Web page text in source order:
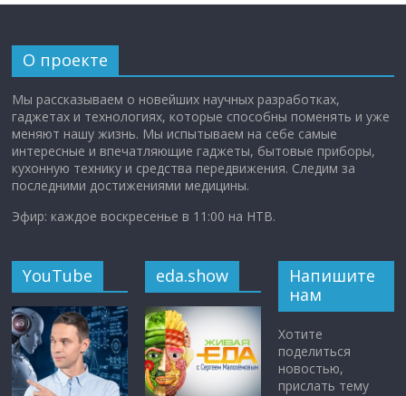
О проекте
Мы рассказываем о новейших научных разработках,
гаджетах и технологиях, которые способны поменять и уже
меняют нашу жизнь. Мы испытываем на себе самые
интересные и впечатляющие гаджеты, бытовые приборы,
кухонную технику и средства передвижения. Следим за
последними достижениями медицины.
Эфир: каждое воскресенье в 11:00 на НТВ.
YouTube eda.show
Напишите
нам
Хотите
поделиться
новостью,
прислать тему